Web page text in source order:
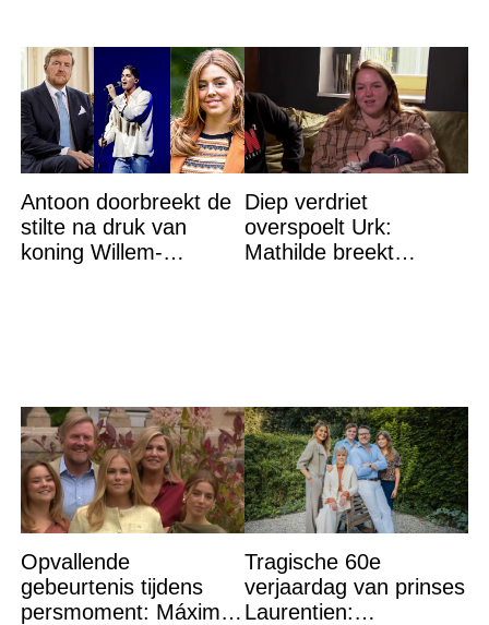
Antoon doorbreekt de
stilte na druk van
koning Willem-
Diep verdriet
overspoelt Urk:
Mathilde breekt
Opvallende
gebeurtenis tijdens
persmoment: Máxima
Tragische 60e
verjaardag van prinses
Laurentien: